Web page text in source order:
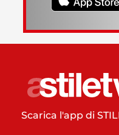
Scarica l'app di